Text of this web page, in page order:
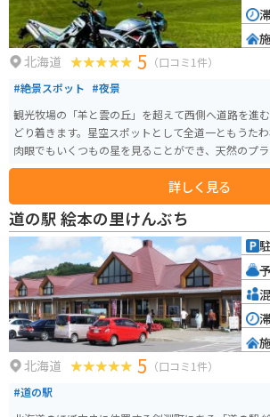
北海道 5 （口コミ1件）
#絶景スポット #夜景
観光牧場の「羊と雲の丘」を超えて西側へ道路を進
どり着きます。星空スポットとして全道一ともうた
肉眼でもいくつもの星を見ることができ、天然のプ
とができます。
詳しく見る
道の駅 絵本の里けんぶち
北海道 5 （口コミ1件）
#道の駅